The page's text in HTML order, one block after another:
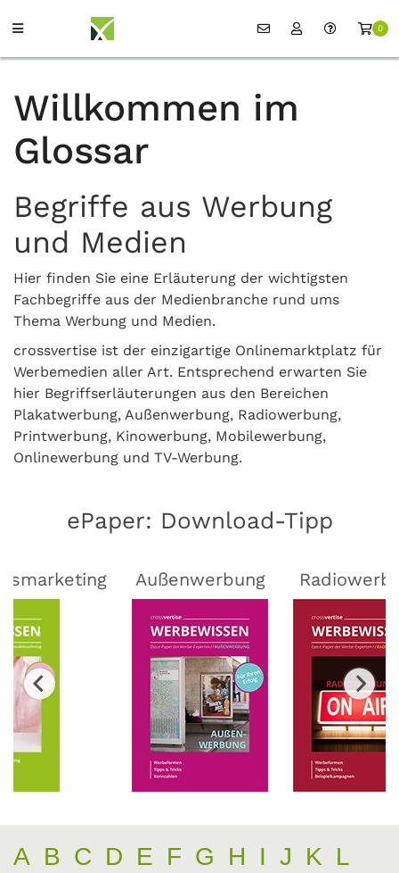
0
Willkommen im
Glossar
Begriffe aus Werbung
und Medien
Hier finden Sie eine Erläuterung der wichtigsten
Fachbegriffe aus der Medienbranche rund ums
Thema Werbung und Medien.
crossvertise ist der einzigartige Onlinemarktplatz für
Werbemedien aller Art. Entsprechend erwarten Sie
hier Begriffserläuterungen aus den Bereichen
Plakatwerbung, Außenwerbung, Radiowerbung,
Printwerbung, Kinowerbung, Mobilewerbung,
Onlinewerbung und TV-Werbung.
ePaper: Download-Tipp
Außenwerbung
A B C D E F G H I J K L